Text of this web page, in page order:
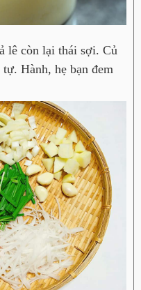
lê còn lại thái sợi. Củ
Hành, hẹ bạn đem